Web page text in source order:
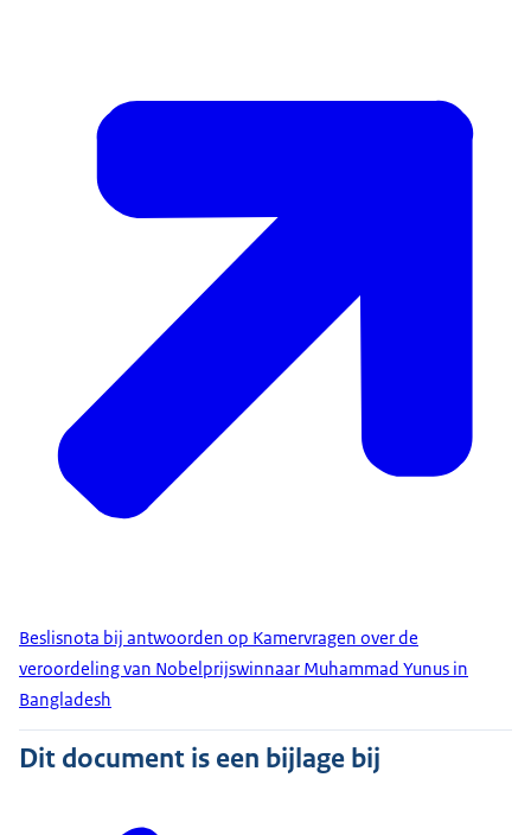
Beslisnota bij antwoorden op Kamervragen over de
veroordeling van Nobelprijswinnaar Muhammad Yunus in
Bangladesh
Dit document is een bijlage bij